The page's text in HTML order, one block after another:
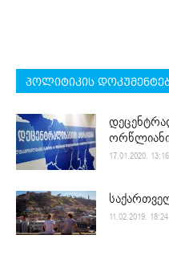
პოლიტიკის
17.01.2020. 13:16
11.02.2019. 18:24